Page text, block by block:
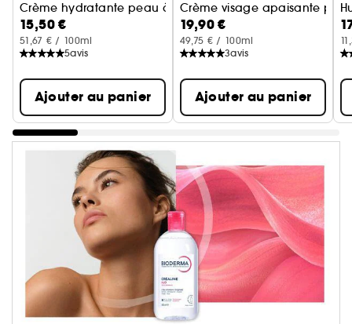
Crème hydratante peau à tendance acnéique
15,50 €
51,67 € / 100ml
5avis
Ajouter au panier
Crème visage apaisante
19,90 €
49,75 € / 100ml
3avis
Ajouter au panier